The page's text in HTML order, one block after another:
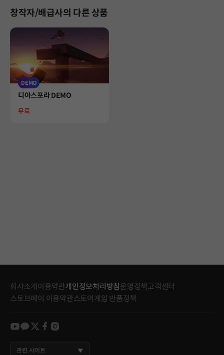
창작자/배급사의 다른 상품
DEMO
Product
디아스포라 DEMO
Price
무료
회사소개이용약관개인정보처리방침 운영정책고객센터
스토브페이 이용약관스토어게임 반품정책
youtube
kakao
twitter
facebook
instagram
관련 사이트